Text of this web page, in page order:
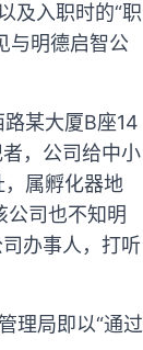
及入职时的“职
与明德启智公
某大厦B座14
，公司给中小
属孵化器地
公司也不知明
办事人，打听
理局即以“通过